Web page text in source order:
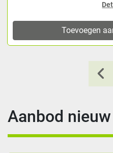
Toevoegen
Aanbod nieuw